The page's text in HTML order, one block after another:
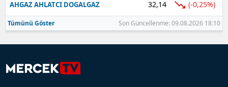
AHGAZ AHLATCI DOGALGAZ 32,14 (-0,25%)
Tümünü Göster Son Güncellenme: 09.08.2026 18:10